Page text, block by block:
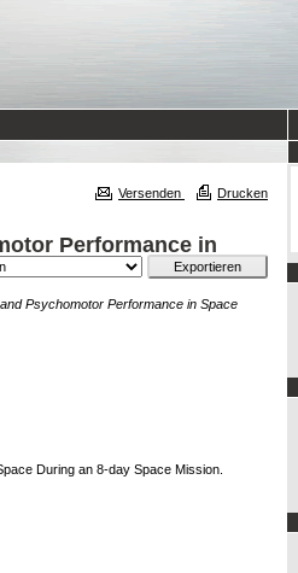
Versenden Drucken
Performance in
Psychomotor Performance in Space
During an 8-day Space Mission.